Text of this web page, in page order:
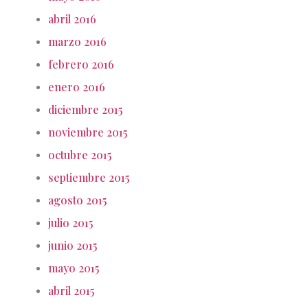
abril 2016
marzo 2016
febrero 2016
enero 2016
diciembre 2015
noviembre 2015
octubre 2015
septiembre 2015
agosto 2015
julio 2015
junio 2015
mayo 2015
abril 2015